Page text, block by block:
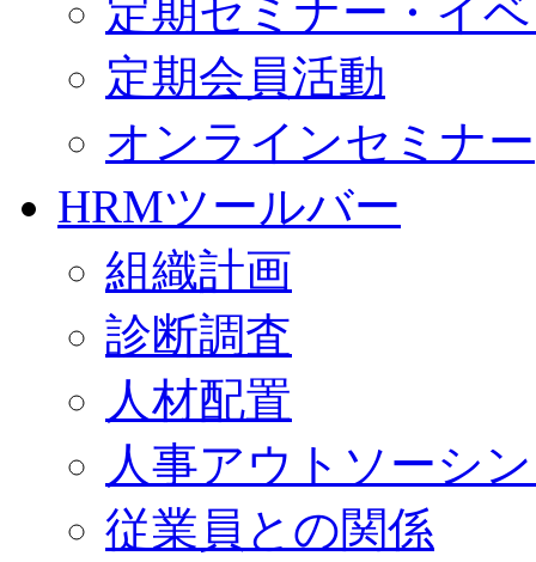
定期セミナー・イ
定期会員活動
オンラインセミナー
HRMツールバー
組織計画
診断調査
人材配置
人事アウトソーシ
従業員との関係